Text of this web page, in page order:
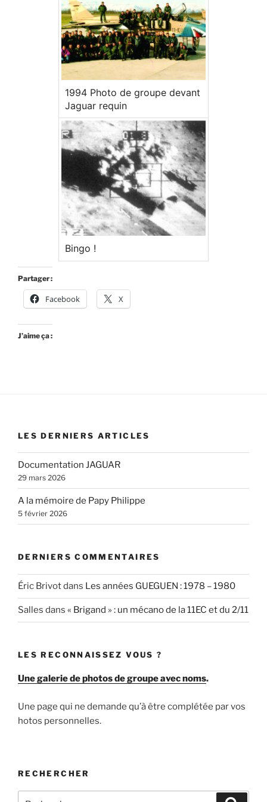
1994 Photo de groupe devant
Jaguar requin
Bingo !
Partager :
Facebook X
J’aime ça :
LES DERNIERS ARTICLES
Documentation JAGUAR
29 mars 2026
A la mémoire de Papy Philippe
5 février 2026
DERNIERS COMMENTAIRES
Éric Brivotdans Les années GUEGUEN : 1978 – 1980
Salles dans « Brigand » : un mécano de la 11EC et du 2/11
LES RECONNAISSEZ VOUS ?
Une galerie de photos de groupe avec noms.
Une page qui ne demande qu’à être complétée par vos
hotos personnelles.
RECHERCHER